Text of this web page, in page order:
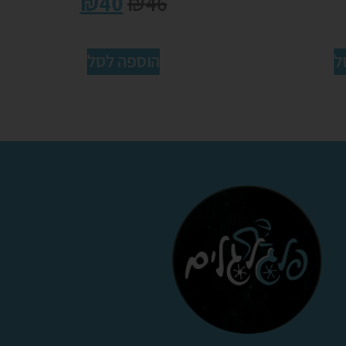
הוספה לסל